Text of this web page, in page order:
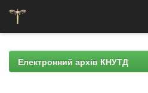
navigationЕлектронний архів КНУТД